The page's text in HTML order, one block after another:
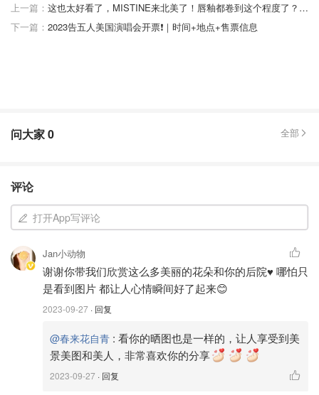
上一篇：
这也太好看了，MISTINE来北美了！唇釉都卷到这个程度了？那就抽10个美女试试吧~
下一篇： 2023告五人美国演唱会开票❗️｜时间+地点+售票信息
问大家0 全部
评论
打开App写评论
Jan小动物
谢谢你带我们欣赏这么多美丽的花朵和你的后院♥️ 哪怕只
是看到图片 都让人心情瞬间好了起来😊
2023-09-27 · 回复
@春来花自青 : 看你的晒图也是一样的，让人享受到美
景美图和美人，非常喜欢你的分享
2023-09-27 · 回复